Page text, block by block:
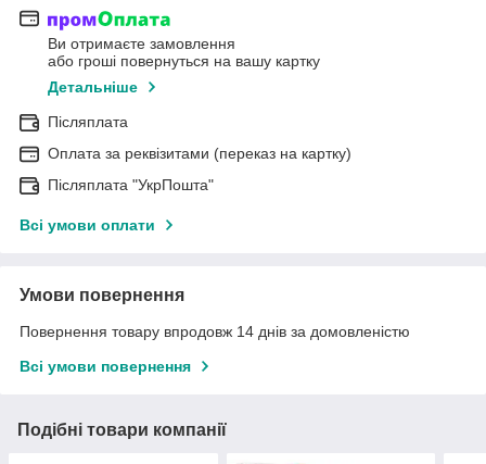
Ви отримаєте замовлення
або гроші повернуться на вашу картку
Детальніше
Післяплата
Оплата за реквізитами (переказ на картку)
Післяплата "УкрПошта"
Всі умови оплати
Умови повернення
Повернення товару впродовж 14 днів за домовленістю
Всі умови повернення
Подібні товари компанії